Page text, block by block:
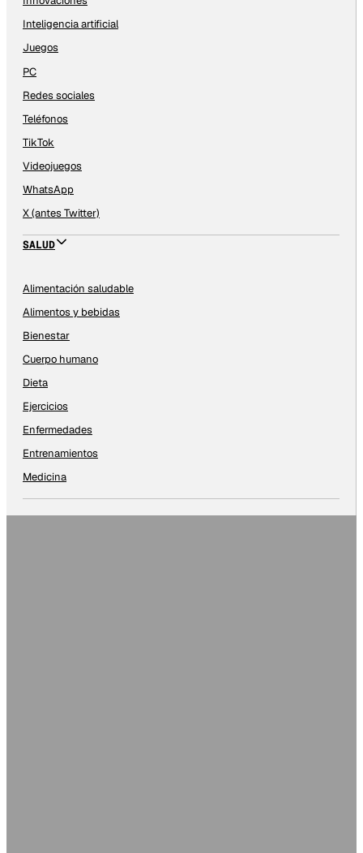
Inteligencia artificial
Juegos
PC
Redes sociales
Teléfonos
TikTok
Videojuegos
WhatsApp
X (antes Twitter)
SALUD
Alimentación saludable
Alimentos y bebidas
Bienestar
Cuerpo humano
Dieta
Ejercicios
Enfermedades
Entrenamientos
Medicina